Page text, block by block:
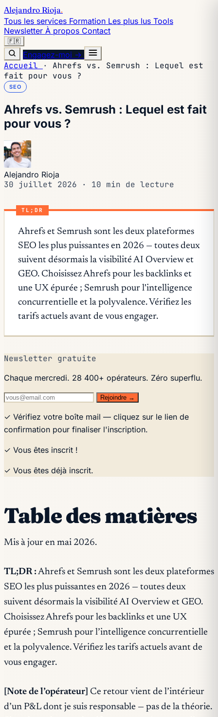
Alejandro Rioja.
Tous les services Formation Les plus lus Tools
Newsletter À propos Contact
🇫🇷
Engagez-moi →
Accueil ·
Ahrefs vs. Semrush : Lequel est
fait pour vous ?
SEO
Ahrefs vs. Semrush : Lequel est fait
pour vous ?
Alejandro Rioja
30 juillet 2026 · 10 min de lecture
TL;DR
Ahrefs et Semrush sont les deux plateformes
SEO les plus puissantes en 2026 — toutes deux
suivent désormais la visibilité AI Overview et
GEO. Choisissez Ahrefs pour les backlinks et
une UX épurée ; Semrush pour l'intelligence
concurrentielle et la polyvalence. Vérifiez les
tarifs actuels avant de vous engager.
Newsletter gratuite
Chaque mercredi. 28 400+ opérateurs. Zéro superflu.
Rejoindre →
✓ Vérifiez votre boîte mail — cliquez sur le lien de
confirmation pour finaliser l'inscription.
✓ Vous êtes inscrit !
✓ Vous êtes déjà inscrit.
Table des matières
Mis à jour en mai 2026.
TL;DR : Ahrefs et Semrush sont les deux plateformes
SEO les plus puissantes en 2026 — toutes deux
suivent désormais la visibilité AI Overview et GEO.
Choisissez Ahrefs pour les backlinks et une UX
épurée ; Semrush pour l’intelligence concurrentielle
et la polyvalence. Vérifiez les tarifs actuels avant de
vous engager.
[Note de l’opérateur] Ce retour vient de l’intérieur
d’un P&L dont je suis responsable — pas de la théorie.